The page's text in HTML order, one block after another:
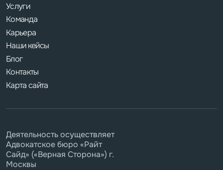
Услуги
Команда
Карьера
Наши кейсы
Блог
Контакты
Карта сайта
Деятельность осуществляет
Адвокатское бюро «Райт
Сайд» («Верная Сторона») г.
Москвы